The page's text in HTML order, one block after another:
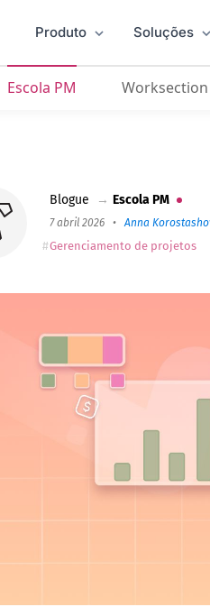
Produto Soluções
: 10 Opções Melhores
Escola PM
Blogue → Escola PM
7 abril 2026 •Anna
Gerenciamento de projetos